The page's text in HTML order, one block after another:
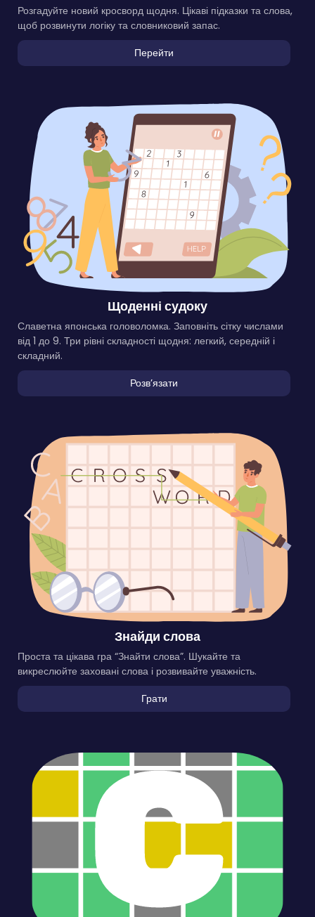
Розгадуйте новий кросворд щодня. Цікаві підказки та слова,
щоб розвинути логіку та словниковий запас.
Перейти
Щоденні судоку
Славетна японська головоломка. Заповніть сітку числами
від 1 до 9. Три рівні складності щодня: легкий, середній і
складний.
Розвʼязати
Знайди слова
Проста та цікава гра “Знайти слова”. Шукайте та
викреслюйте заховані слова і розвивайте уважність.
Грати